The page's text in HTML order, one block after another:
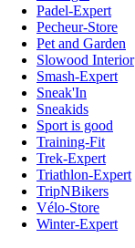
Padel-Expert
Pecheur-Store
Pet and Garden
Slowood Interior
Smash-Expert
Sneak'In
Sneakids
Sport is good
Training-Fit
Trek-Expert
Triathlon-Expert
TripNBikers
Vélo-Store
Winter-Expert